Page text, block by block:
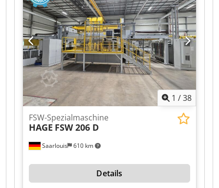
1 /38
Saarlouis 610 km
FSW-Spezialmaschine
HAGE FSW 206 D
Details